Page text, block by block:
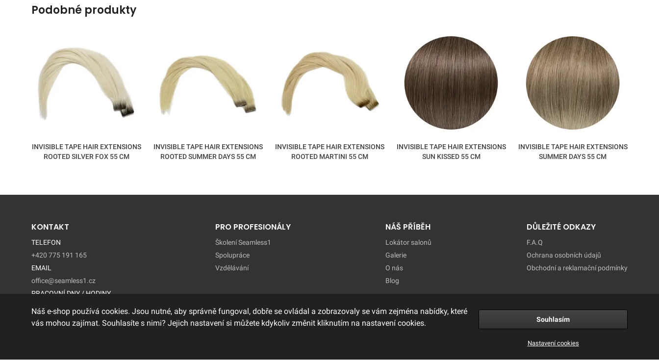
podobné produkty
INVISIBLE TAPE HAIR EXTENSIONS
ROOTED SILVER FOX 55 CM
INVISIBLE TAPE HAIR EXTENSIONS
ROOTED SUMMER DAYS 55 CM
INVISIBLE TAPE HAIR EXTENSIONS
ROOTED MARTINI 55 CM
INVISIBLE TAPE HAIR EXTENSIONS
SUN KISSED 55 CM
INVISIBLE TAPE HAIR EXTENSIONS
SUMMER DAYS 55 CM
KONTAKT
TELEFON
+420 775 191 165
EMAIL
office@seamless1.cz
PRACOVNÍ DNY / HODINY
PRO PROFESIONÁLY
Školení Seamless1
Spolupráce
Vzdělávání
NÁŠ PŘÍBĚH
Lokátor salonů
Galerie
O nás
Blog
DŮLEŽITÉ ODKAZY
F.A.Q
Ochrana osobních údajů
Obchodní a reklamační podmínky
Náš e-shop používá cookies. Jsou nutné, aby správně fungoval, dobře se ovládal a zobrazovaly se vám zejména nabídky, které
vás mohou zajímat. Souhlasíte s nimi? Jejich nastavení si můžete kdykoliv změnit kliknutím na nastavení cookies.
Souhlasím
Nastavení cookies